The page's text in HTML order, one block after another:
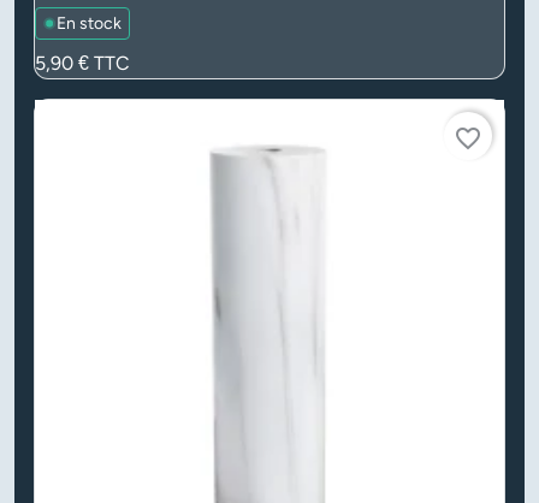
En stock
Prix
5,90 € TTC
favorite_border